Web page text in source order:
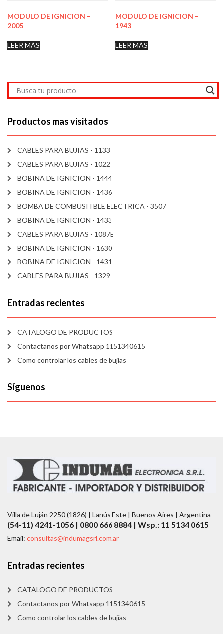
MODULO DE IGNICION –
2005
LEER MÁS
MODULO DE IGNICION –
1943
LEER MÁS
Productos mas visitados
CABLES PARA BUJIAS - 1133
CABLES PARA BUJIAS - 1022
BOBINA DE IGNICION - 1444
BOBINA DE IGNICION - 1436
BOMBA DE COMBUSITBLE ELECTRICA - 3507
BOBINA DE IGNICION - 1433
CABLES PARA BUJIAS - 1087E
BOBINA DE IGNICION - 1630
BOBINA DE IGNICION - 1431
CABLES PARA BUJIAS - 1329
Entradas recientes
CATALOGO DE PRODUCTOS
Contactanos por Whatsapp 1151340615
Como controlar los cables de bujías
Síguenos
Villa de Luján 2250 (1826) | Lanús Este | Buenos Aires | Argentina
(54-11) 4241-1056 | 0800 666 8884 | Wsp.: 11 5134 0615
Email: consultas@indumagsrl.com.ar
Entradas recientes
CATALOGO DE PRODUCTOS
Contactanos por Whatsapp 1151340615
Como controlar los cables de bujías